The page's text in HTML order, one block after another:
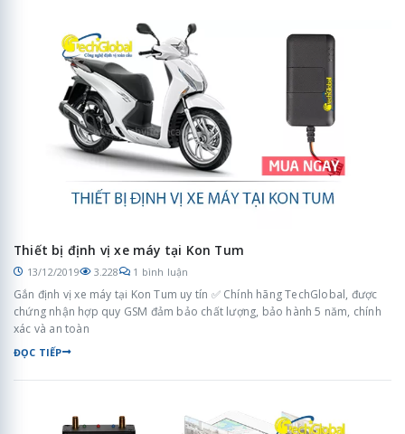
Thiết bị định vị xe máy tại Kon Tum
13/12/2019 3.228 1 bình luận
Gắn định vị xe máy tại Kon Tum uy tín ✅ Chính hãng TechGlobal, được
chứng nhận hợp quy GSM đảm bảo chất lượng, bảo hành 5 năm, chính
xác và an toàn
ĐỌC TIẾP